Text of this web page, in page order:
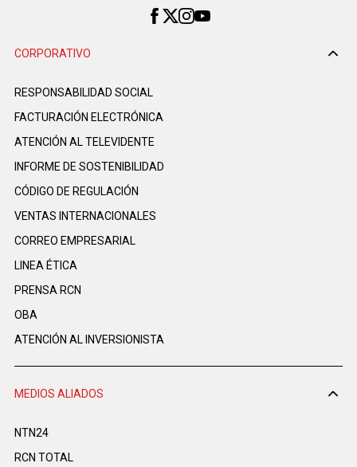
CORPORATIVO
RESPONSABILIDAD SOCIAL
FACTURACIÓN ELECTRÓNICA
ATENCIÓN AL TELEVIDENTE
INFORME DE SOSTENIBILIDAD
CÓDIGO DE REGULACIÓN
VENTAS INTERNACIONALES
CORREO EMPRESARIAL
LINEA ÉTICA
PRENSA RCN
OBA
ATENCIÓN AL INVERSIONISTA
MEDIOS ALIADOS
NTN24
RCN TOTAL